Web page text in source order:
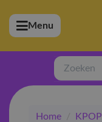
(Artiesten)
(Merchandise)
(Exclusive)
Menu
Zoeken
Home / KPOP